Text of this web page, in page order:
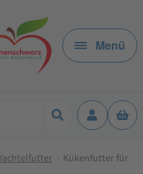
Menü
Kükenfutter für